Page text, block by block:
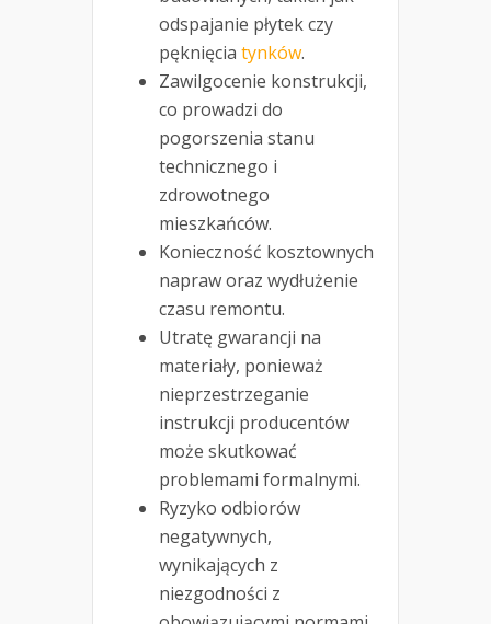
odspajanie płytek czy
pęknięcia tynków.
Zawilgocenie konstrukcji,
co prowadzi do
pogorszenia stanu
technicznego i
zdrowotnego
mieszkańców.
Konieczność kosztownych
napraw oraz wydłużenie
czasu remontu.
Utratę gwarancji na
materiały, ponieważ
nieprzestrzeganie
instrukcji producentów
może skutkować
problemami formalnymi.
Ryzyko odbiorów
negatywnych,
wynikających z
niezgodności z